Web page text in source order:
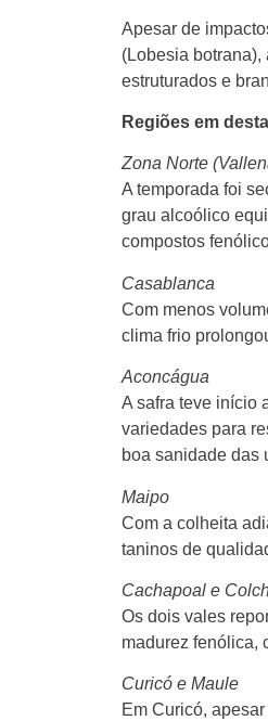
Apesar de
(Lobesia
estruturados e
Regiões em
Zona Norte
A temporada foi
grau alcoólico
compostos
Casablanca
Com menos
clima frio
Aconcágua
A safra teve início
variedades para
boa sanidade das
Maipo
Com a colheita
taninos de
Cachapoal e
Os dois vales
madurez fenólica,
Curicó e Maule
Em Curicó,